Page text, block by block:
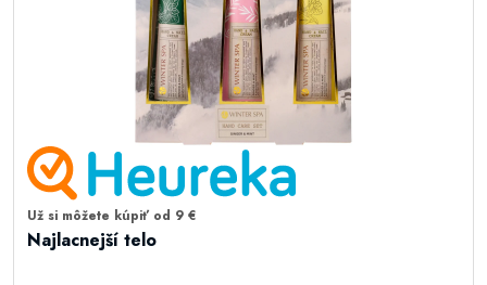
Už si môžete kúpiť od 9 €
Najlacnejší telo